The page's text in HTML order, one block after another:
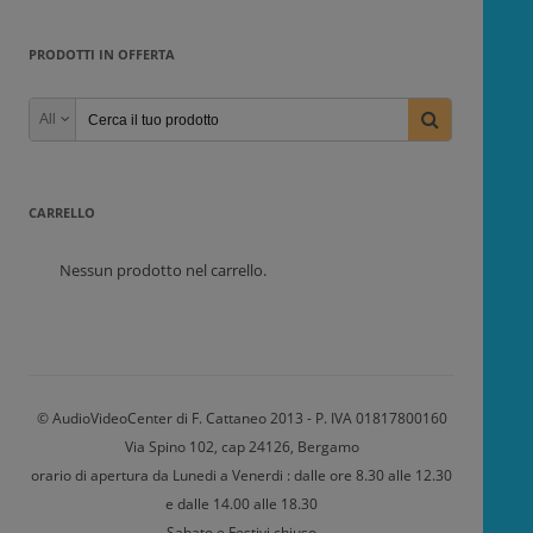
PRODOTTI IN OFFERTA
All
CARRELLO
Nessun prodotto nel carrello.
© AudioVideoCenter di F. Cattaneo 2013 - P. IVA 01817800160
Via Spino 102, cap 24126, Bergamo
orario di apertura da Lunedi a Venerdi : dalle ore 8.30 alle 12.30
e dalle 14.00 alle 18.30